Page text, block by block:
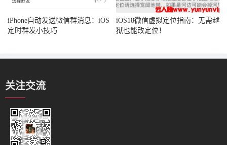
iPhone自动发送微信群消息：iOS
定时群发小技巧
iOS18微信虚拟定位指南：无需越
狱也能改定位！
关注交流